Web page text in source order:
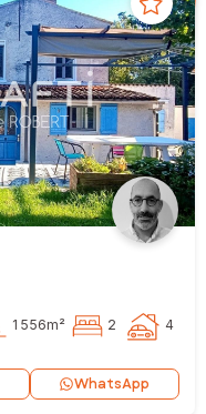
1 556m² 2 4
WhatsApp